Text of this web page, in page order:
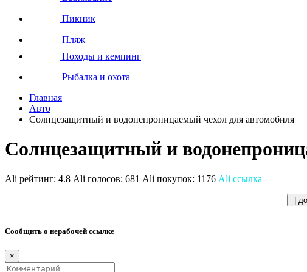
Пикник
Пляж
Походы и кемпинг
Рыбалка и охота
Главная
Авто
Солнцезащитный и водонепроницаемый чехол для автомобиля
Солнцезащитный и
Ali рейтинг: 4.8 Ali голосов: 681 Ali покупок: 1176 Ali ссылка
|
Сообщить о нерабочей ссылке
×